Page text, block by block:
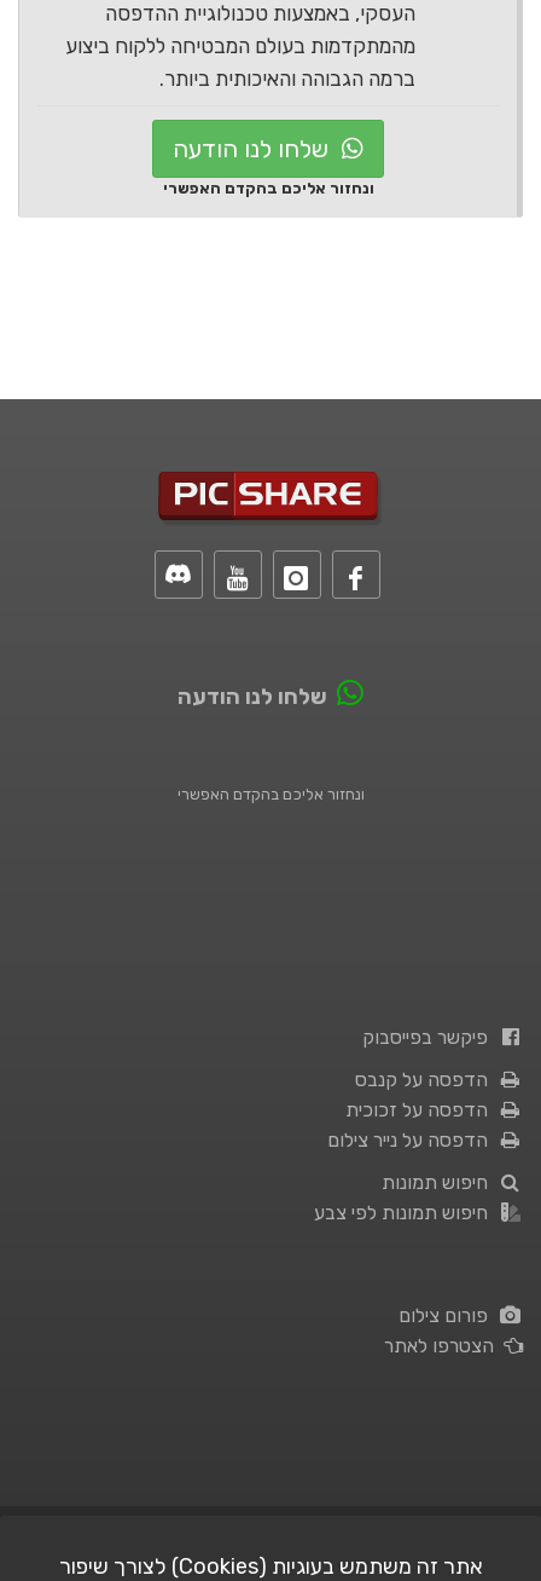
העסקי, באמצעות טכנולוגיית ההדפסה
מהמתקדמות בעולם המבטיחה ללקוח ביצוע
ברמה הגבוהה והאיכותית ביותר.
שלחו לנו הודעה
ונחזור אליכם בהקדם האפשרי
שלחו לנו הודעה
ונחזור אליכם בהקדם האפשרי
פיקשר בפייסבוק
הדפסה על קנבס
הדפסה על זכוכית
הדפסה על נייר צילום
חיפוש תמונות
חיפוש תמונות לפי צבע
פורום צילום
הצטרפו לאתר
אתר זה משתמש בעוגיות (Cookies) לצורך שיפור